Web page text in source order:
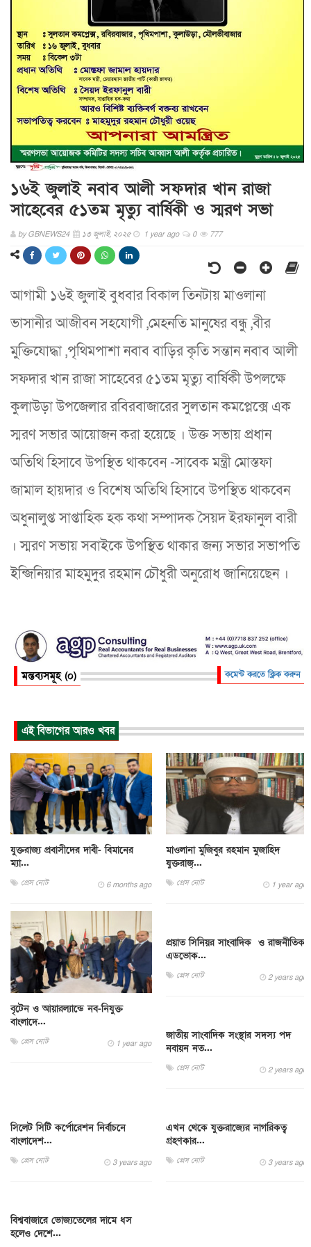
১৬ই জুলাই নবাব আলী সফদার খান রাজা
সাহেবের ৫১তম মৃত্যু বার্ষিকী ও স্মরণ সভা
byGBNEWS24 ১৩ জুলাই, ২০২৫ 1 year ago 0 777
আগামী ১৬ই জুলাই বুধবার বিকাল তিনটায় মাওলানা
ভাসানীর আজীবন সহযোগী ,মেহনতি মানুষের বন্ধু ,বীর
মুক্তিযোদ্ধা ,পৃথিমপাশা নবাব বাড়ির কৃতি সন্তান নবাব আলী
সফদার খান রাজা সাহেবের ৫১তম মৃত্যু বার্ষিকী উপলক্ষে
কুলাউড়া উপজেলার রবিরবাজারের সুলতান কমপ্লেক্সে এক
স্মরণ সভার আয়োজন করা হয়েছে । উক্ত সভায় প্রধান
অতিথি হিসাবে উপস্থিত থাকবেন -সাবেক মন্ত্রী মোস্তফা
জামাল হায়দার ও বিশেষ অতিথি হিসাবে উপস্থিত থাকবেন
অধুনালুপ্ত সাপ্তাহিক হক কথা সম্পাদক সৈয়দ ইরফানুল বারী
। স্মরণ সভায় সবাইকে উপস্থিত থাকার জন‍্য সভার সভাপতি
ইন্জিনিয়ার মাহমুদুর রহমান চৌধুরী অনুরোধ জানিয়েছেন ।
মন্তব্যসমূহ (০) কমেন্ট করতে ক্লিক করুন
এই বিভাগের আরও খবর
যুক্তরাজ্য প্রবাসীদের দাবী- বিমানের
ম্যা...
প্রেস নোট 6 months ago
মাওলানা মুজিবুর রহমান মুজাহিদ
যুক্তরাজ‍্...
প্রেস নোট 1 year ago
বৃটেন ও আয়ারল্যান্ডে নব-নিযুক্ত
বাংলাদে...
প্রেস নোট 1 year ago
প্রয়াত সিনিয়র সাংবাদিক ও রাজনীতিক
এডভোক...
প্রেস নোট 2 years ago
জাতীয় সাংবাদিক সংস্থার সদস্য পদ
নবায়ন নত...
প্রেস নোট 2 years ago
সিলেট সিটি কর্পোরেশন নির্বাচনে
বাংলাদেশ...
প্রেস নোট 3 years ago
এখন থেকে যুক্তরাজ্যের নাগরিকত্ব
গ্রহণকার...
প্রেস নোট 3 years ago
বিশ্ববাজারে ভোজ্যতেলের দামে ধস
হলেও দেশে...